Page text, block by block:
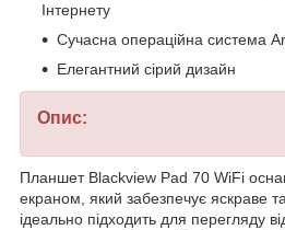
Інтернету
Сучасна операційна система
Елегантний сірий дизайн
Опис:
Планшет Blackview Pad 70 WiFi
екраном, який забезпечує яскраве
ідеально підходить для перегляду